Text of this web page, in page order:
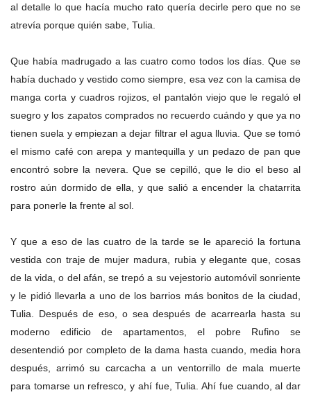
al detalle lo que hacía mucho rato quería decirle pero que no se
atrevía porque quién sabe, Tulia.
Que había madrugado a las cuatro como todos los días. Que se
había duchado y vestido como siempre, esa vez con la camisa de
manga corta y cuadros rojizos, el pantalón viejo que le regaló el
suegro y los zapatos comprados no recuerdo cuándo y que ya no
tienen suela y empiezan a dejar filtrar el agua lluvia. Que se tomó
el mismo café con arepa y mantequilla y un pedazo de pan que
encontró sobre la nevera. Que se cepilló, que le dio el beso al
rostro aún dormido de ella, y que salió a encender la chatarrita
para ponerle la frente al sol.
Y que a eso de las cuatro de la tarde se le apareció la fortuna
vestida con traje de mujer madura, rubia y elegante que, cosas
de la vida, o del afán, se trepó a su vejestorio automóvil sonriente
y le pidió llevarla a uno de los barrios más bonitos de la ciudad,
Tulia. Después de eso, o sea después de acarrearla hasta su
moderno edificio de apartamentos, el pobre Rufino se
desentendió por completo de la dama hasta cuando, media hora
después, arrimó su carcacha a un ventorrillo de mala muerte
para tomarse un refresco, y ahí fue, Tulia. Ahí fue cuando, al dar